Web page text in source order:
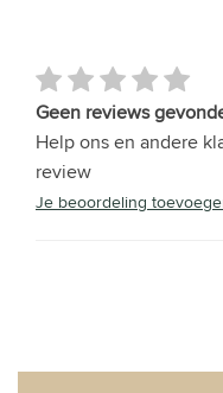
Geen reviews
Help ons en andere
review
Je beoordeling